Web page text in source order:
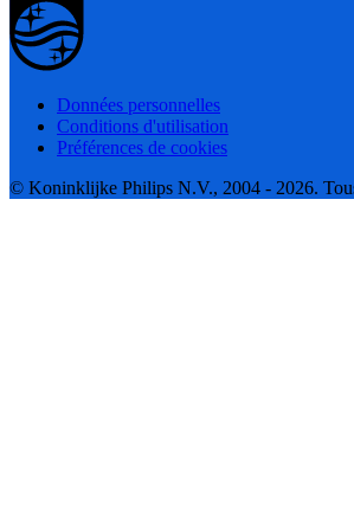
Données personnelles
Conditions d'utilisation
Préférences de cookies
© Koninklijke Philips N.V., 2004 - 2026.